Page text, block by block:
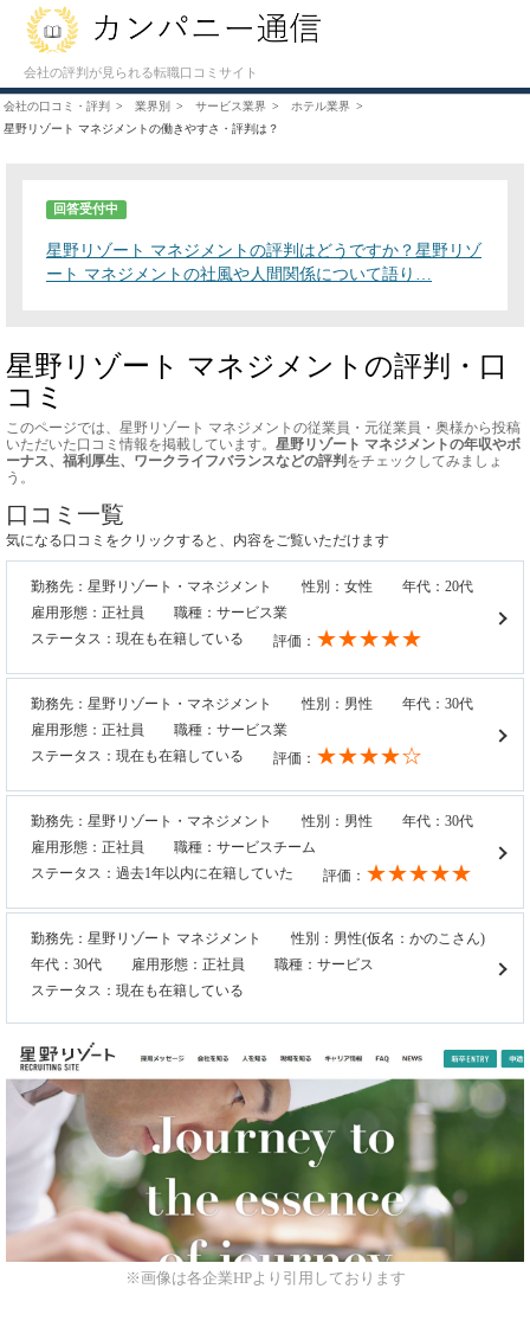
会社の評判が見られる転職口コミサイト
会社の口コミ・評判 業界別 サービス業界
ホテル業界
星野リゾート マネジメントの働きやすさ・評判は？
回答受付中
星野リゾート マネジメントの評判はどうですか？星野リゾ
ート マネジメントの社風や人間関係について語り…
星野リゾート マネジメントの評判・口
コミ
このページでは、星野リゾート マネジメントの従業員・元従業員・奥様から投稿
いただいた口コミ情報を掲載しています。 星野リゾート マネジメントの年収やボ
ーナス、福利厚生、ワークライフバランスなどの評判 をチェックしてみましょ
う。
口コミ一覧
気になる口コミをクリックすると、内容をご覧いただけます
勤務先：星野リゾート・マネジメント 性別：女性
年代：20代
雇用形態：正社員
職種：サービス業
ステータス：現在も在籍している
評価： ★★★★★
勤務先：星野リゾート・マネジメント 性別：男性
年代：30代
雇用形態：正社員
職種：サービス業
ステータス：現在も在籍している
評価： ★★★★☆
勤務先：星野リゾート・マネジメント 性別：男性
年代：30代
雇用形態：正社員
職種：サービスチーム
ステータス：過去1年以内に在籍していた
評価： ★★★★★
勤務先：星野リゾート マネジメント
性別：男性(仮名：かのこさん)
年代：30代
雇用形態：正社員
職種：サービス
ステータス：現在も在籍している
※画像は各企業HPより引用しております